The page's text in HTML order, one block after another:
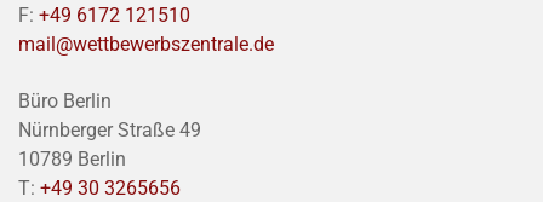
F: +49 6172 121510
mail@wettbewerbszentrale.de
Büro Berlin
Nürnberger Straße 49
10789 Berlin
T: +49 30 3265656